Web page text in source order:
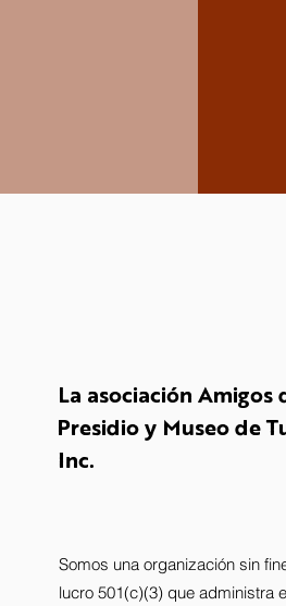
La asociación Amigos
Presidio y Museo de
Inc.
Somos una organización sin
lucro 501(c)(3) que administra